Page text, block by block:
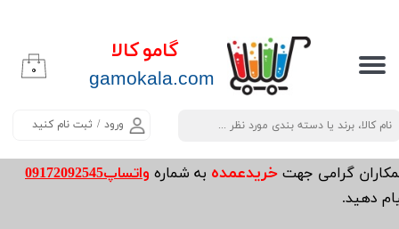
گامو کالا
​​​​​​gamokala.com
ورود / ثبت نام کنید
حساب کاربری من
تغییر گذر واژه
سفارشات
خروج از حساب کاربری
۰
گرامی جهت خریدعمده به شماره واتساپ09172092545
دهید.